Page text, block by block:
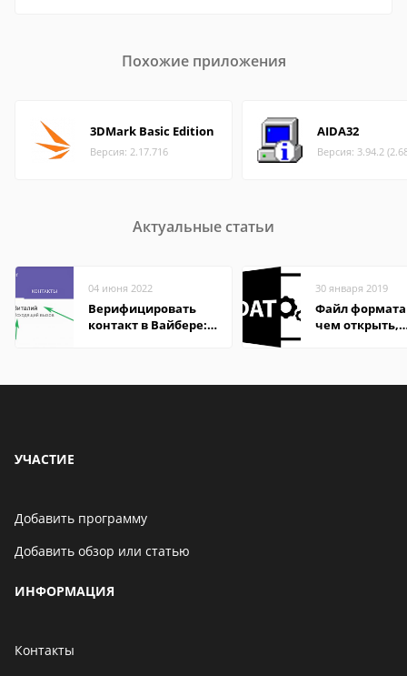
Похожие приложения
3DMark Basic Edition
Версия: 2.17.716
AIDA32
Версия: 3.94.2
Актуальные статьи
04 июня 2022
Верифицировать
контакт в Вайбере:
30 января 2019
Файл формата
чем открыть,
УЧАСТИЕ
Добавить программу
Добавить обзор или статью
ИНФОРМАЦИЯ
Контакты